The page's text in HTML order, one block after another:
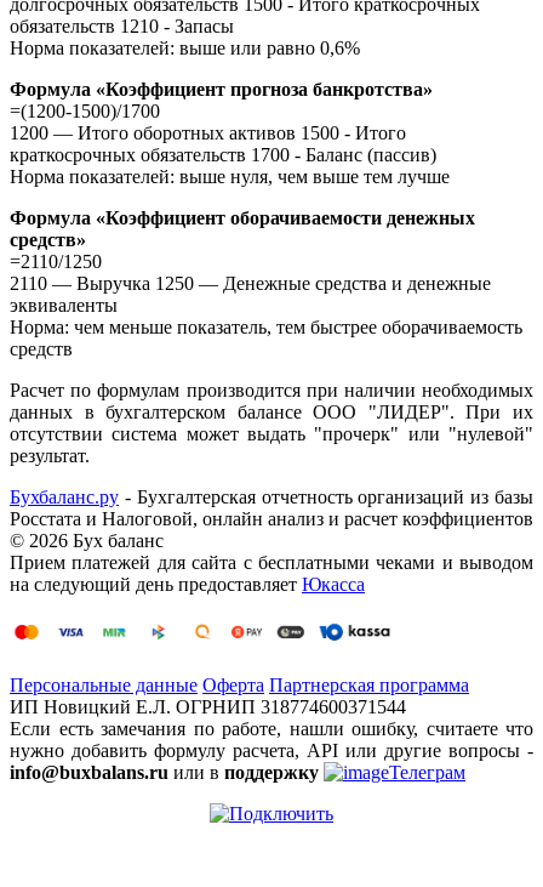
обязательств 1210 - Запасы
Норма показателей: выше или равно 0,6%
Формула «Коэффициент прогноза банкротства»
=(1200-1500)/1700
1200 — Итого оборотных активов 1500 - Итого
краткосрочных обязательств 1700 - Баланс (пассив)
Норма показателей: выше нуля, чем выше тем лучше
Формула «Коэффициент оборачиваемости денежных
средств»
=2110/1250
2110 — Выручка 1250 — Денежные средства и денежные
эквиваленты
Норма: чем меньше показатель, тем быстрее оборачиваемость
средств
Расчет по формулам производится при наличии необходимых
данных в бухгалтерском балансе ООО "ЛИДЕР". При их
отсутствии система может выдать "прочерк" или "нулевой"
результат.
Бухбаланс.ру - Бухгалтерская отчетность организаций из базы
Росстата и Налоговой, онлайн анализ и расчет коэффициентов
© 2026 Бух баланс
Прием платежей для сайта с бесплатными чеками и выводом
на следующий день предоставляет Юкасса
Персональные данные Оферта Партнерская программа
ИП Новицкий Е.Л. ОГРНИП 318774600371544
Если есть замечания по работе, нашли ошибку, считаете что
нужно добавить формулу расчета, API или другие вопросы -
info@buxbalans.ru или в поддержку Телеграм